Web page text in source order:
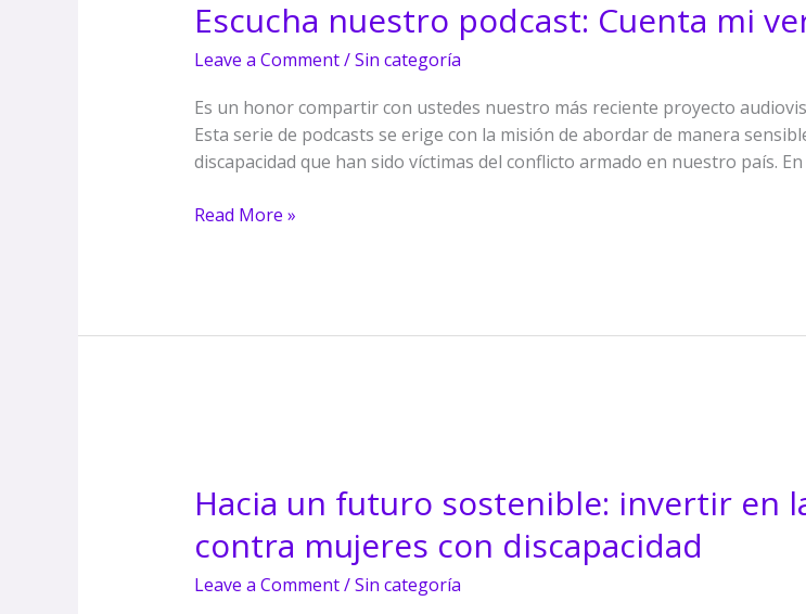
Escucha nuestro podcast: Cuenta mi
Leave a Comment/Sin categoría
Es un honor compartir con ustedes nuestro más reciente proyecto
Esta serie de podcasts se erige con la misión de abordar de manera
discapacidad que han sido víctimas del conflicto armado en nuestro país.
podcast:
Cuenta
mi
mi
verdad
cuenta
Read More »
Hacia un futuro sostenible: invertir en
contra mujeres con discapacidad
Leave a Comment/Sin categoría
futuro
sostenible:
invertir
en